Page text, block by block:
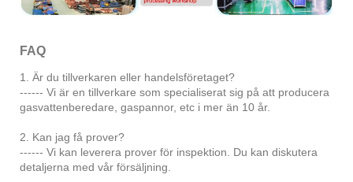
FAQ
1. Är du tillverkaren eller handelsföretaget?
------ Vi är en tillverkare som specialiserat sig på att producera
gasvattenberedare, gaspannor, etc i mer än 10 år.
2. Kan jag få prover?
------ Vi kan leverera prover för inspektion. Du kan diskutera
detaljerna med vår försäljning.